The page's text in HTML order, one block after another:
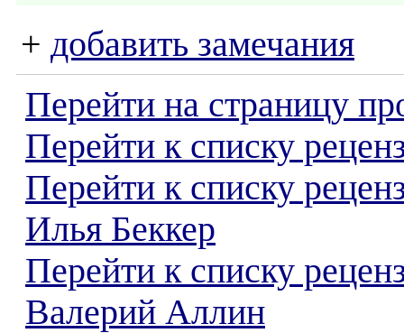
+ добавить замечания
Перейти на страницу
Перейти к списку
Перейти к списку
Илья Беккер
Перейти к списку
Валерий Аллин